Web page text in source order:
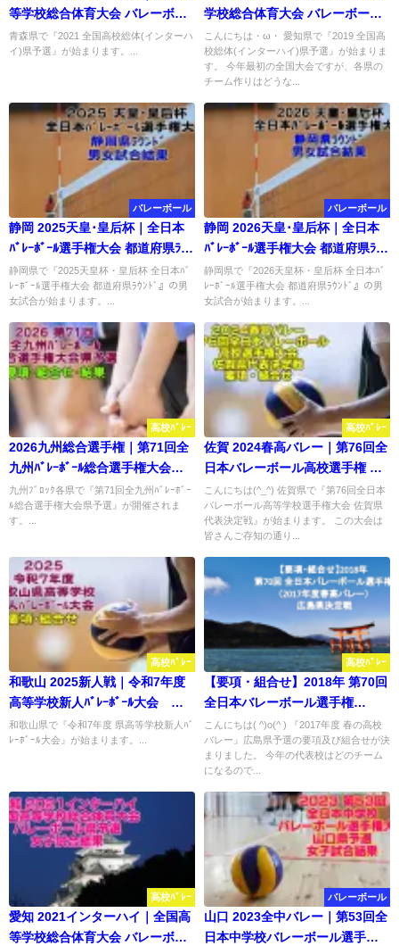
等学校総合体育大会 バレーボー
ル県予選 要項・組合せ
青森県で『2021 全国高校総体(インターハ
イ)県予選』が始まります。...
学校総合体育大会 バレーボール
愛知県予選 要項・組合せ
こんにちは・ω・ 愛知県で『2019 全国高
校総体(インターハイ)県予選』が始まりま
す。 今年最初の全国大会ですが、各県の
チーム作りはどうな...
バレーボール
静岡 2025天皇･皇后杯｜全日本
ﾊﾞﾚｰﾎﾞｰﾙ選手権大会 都道府県ﾗｳﾝ
ﾄﾞ 試合結果
静岡県で『2025天皇杯・皇后杯 全日本ﾊﾞ
ﾚｰﾎﾞｰﾙ選手権大会 都道府県ﾗｳﾝﾄﾞ』の男
女試合が始まります。...
バレーボール
静岡 2026天皇･皇后杯｜全日本
ﾊﾞﾚｰﾎﾞｰﾙ選手権大会 都道府県ﾗｳﾝ
ﾄﾞ 試合結果
静岡県で『2026天皇杯・皇后杯 全日本ﾊﾞ
ﾚｰﾎﾞｰﾙ選手権大会 都道府県ﾗｳﾝﾄﾞ』の男
女試合が始まります。...
高校ﾊﾞﾚｰ
2026九州総合選手権｜第71回全
九州ﾊﾞﾚｰﾎﾞｰﾙ総合選手権大会県
予選 要項･組合せ･結果
九州ﾌﾞﾛｯｸ各県で『第71回全九州ﾊﾞﾚｰﾎﾞｰ
ﾙ総合選手権大会県予選』が開催されま
す。...
高校ﾊﾞﾚｰ
佐賀 2024春高バレー｜第76回全
日本バレーボール高校選手権 代
表決定戦 要項・組合せ
こんにちは(^_^) 佐賀県で『第76回全日本
バレーボール高等学校選手権大会 佐賀県
代表決定戦』が始まります。 この大会は
皆さんご存知の通り...
高校ﾊﾞﾚｰ
和歌山 2025新人戦｜令和7年度
高等学校新人ﾊﾞﾚｰﾎﾞｰﾙ大会 要
項･組合せ
和歌山県で『令和7年度 県高等学校新人ﾊﾞ
ﾚｰﾎﾞｰﾙ大会』が始まります。...
高校ﾊﾞﾚｰ
【要項・組合せ】2018年 第70回
全日本バレーボール選手権
（2017年度春高バレー） 広島県
決定戦
こんにちは( ^)o(^ ) 『2017年度 春の高校
バレー』広島県予選の要項及び組合せが決
まりました。 今年の代表校はどのチーム
になるので...
高校ﾊﾞﾚｰ
愛知 2021インターハイ｜全国高
等学校総合体育大会 バレーボー
バレーボール
山口 2023全中バレー｜第53回全
日本中学校バレーボール選手権